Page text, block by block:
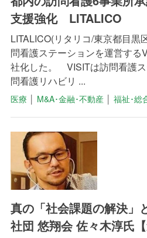
支援強化 LITALICO
LITALICO(リタリコ/東京都目黒
問看護ステーションを運営する
社化した。 VISITは訪問看護
問看護リハビリ ...
医療 │ M&A･金融･不動産│ 福祉･総
真の「社会課題の解決」
社団 悠翔会 佐々木淳氏【